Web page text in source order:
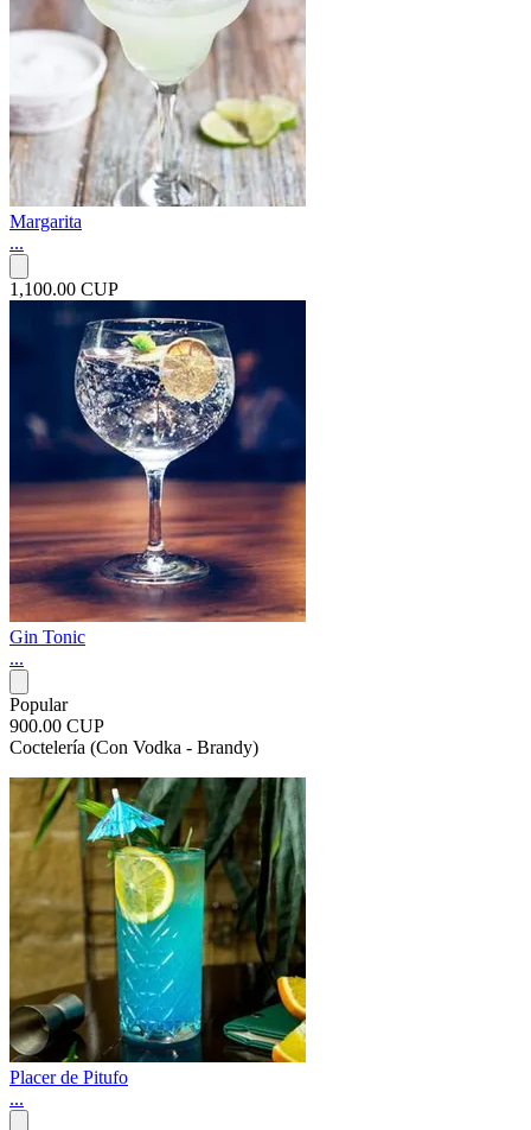
Margarita
...
1,100.00 CUP
Gin Tonic
...
Popular
900.00 CUP
Coctelería (Con Vodka - Brandy)
Placer de Pitufo
...